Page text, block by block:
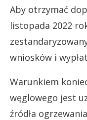
Aby otrzymać
listopada 2022
wniosków i
Warunkiem
węglowego jest
źródła